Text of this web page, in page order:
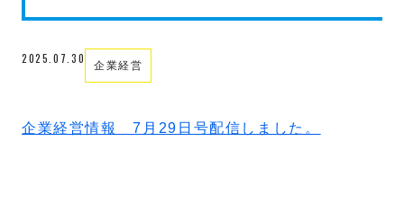
2025.07.30 企業経営
企業経営情報 7月29日号配信しました。